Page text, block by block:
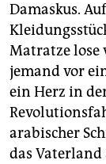
Damaskus.
Matratze lose
jemand vor
ein Herz in
arabischer
das Vaterland